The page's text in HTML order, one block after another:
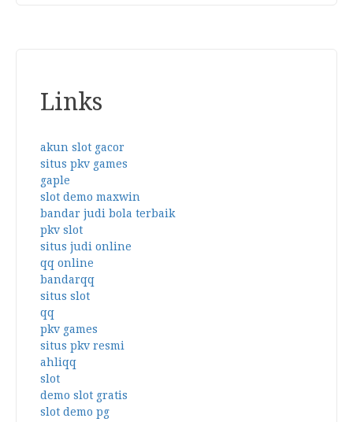
Links
akun slot gacor
situs pkv games
gaple
slot demo maxwin
bandar judi bola terbaik
pkv slot
situs judi online
qq online
bandarqq
situs slot
qq
pkv games
situs pkv resmi
ahliqq
slot
demo slot gratis
slot demo pg